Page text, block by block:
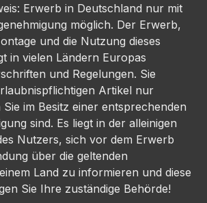
Erwerb in Deutschland nur mit
möglich. Der Erwerb,
und die Nutzung dieses
in vielen Ländern Europas
und Regelungen. Sie
Artikel nur
im Besitz einer entsprechenden
sind. Es liegt in der alleinigen
Nutzers, sich vor dem Erwerb
über die geltenden
Land zu informieren und diese
Sie Ihre zuständige Behörde!